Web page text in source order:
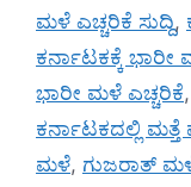
ಮಳೆ ಎಚ್ಚರಿಕೆ ಸುದ್ದಿ,
ಕರ್ನಾಟಕಕ್ಕೆ ಭಾರೀ
ಭಾರೀ ಮಳೆ ಎಚ್ಚರಿಕೆ,
ಕರ್ನಾಟಕದಲ್ಲಿ
ಮಳೆ, ಗುಜರಾತ್